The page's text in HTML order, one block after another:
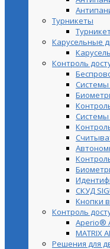
Турникеты
Карусельные
Контроль
Системы
СКУД
Кнопки
Контроль
Aperio®
MATRIX
Решения для